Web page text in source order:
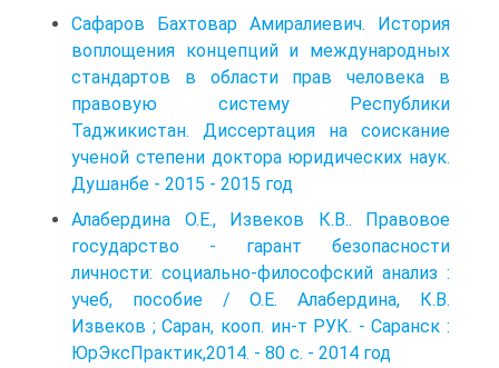
Сафаров Бахтовар Амиралиевич. История
воплощения концепций и международных
стандартов в области прав человека в
правовую систему Республики
Таджикистан. Диссертация на соискание
ученой степени доктора юридических наук.
Душанбе - 2015 - 2015 год
Алабердина О.Е., Извеков К.В.. Правовое
государство - гарант безопасности
личности: социально-философский анализ :
учеб, пособие / О.Е. Алабердина, К.В.
Извеков ; Саран, кооп. ин-т РУК. - Саранск :
ЮрЭксПрактик,2014. - 80 с. - 2014 год